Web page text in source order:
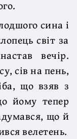
сина і
світ за
вечір.
сів на пень,
що взяв з
йому тепер
що й
велетень.